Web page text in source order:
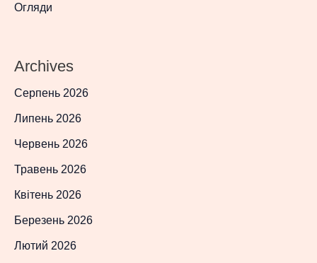
Огляди
Archives
Серпень 2026
Липень 2026
Червень 2026
Травень 2026
Квітень 2026
Березень 2026
Лютий 2026